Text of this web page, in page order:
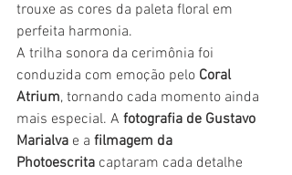
trouxe as cores da paleta floral em
perfeita harmonia.
A trilha sonora da cerimônia foi
conduzida com emoção pelo Coral
Atrium, tornando cada momento ainda
mais especial. A fotografia de Gustavo
Marialva e a filmagem da
Photoescrita captaram cada detalhe